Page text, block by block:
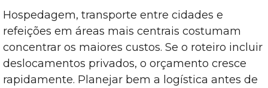
Hospedagem, transporte entre cidades e
refeições em áreas mais centrais costumam
concentrar os maiores custos. Se o roteiro incluir
deslocamentos privados, o orçamento cresce
rapidamente. Planejar bem a logística antes de